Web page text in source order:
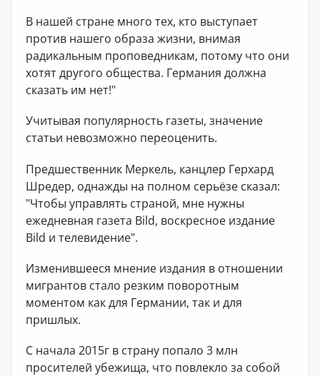
В нашей стране много тех, кто выступает
против нашего образа жизни, внимая
радикальным проповедникам, потому что они
хотят другого общества. Германия должна
сказать им нет!"
Учитывая популярность газеты, значение
статьи невозможно переоценить.
Предшественник Меркель, канцлер Герхард
Шредер, однажды на полном серьёзе сказал:
"Чтобы управлять страной, мне нужны
ежедневная газета Bild, воскресное издание
Bild и телевидение".
Изменившееся мнение издания в отношении
мигрантов стало резким поворотным
моментом как для Германии, так и для
пришлых.
С начала 2015г в страну попало 3 млн
просителей убежища, что повлекло за собой